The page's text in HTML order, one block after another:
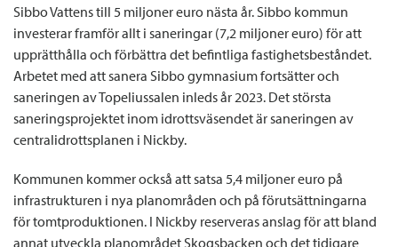
Sibbo Vattens till 5 miljoner euro nästa år. Sibbo kommun
investerar framför allt i saneringar (7,2 miljoner euro) för att
upprätthålla och förbättra det befintliga fastighetsbeståndet.
Arbetet med att sanera Sibbo gymnasium fortsätter och
saneringen av Topeliussalen inleds år 2023. Det största
saneringsprojektet inom idrottsväsendet är saneringen av
centralidrottsplanen i Nickby.
Kommunen kommer också att satsa 5,4 miljoner euro på
infrastrukturen i nya planområden och på förutsättningarna
för tomtproduktionen. I Nickby reserveras anslag för att bland
annat utveckla planområdet Skogsbacken och det tidigare